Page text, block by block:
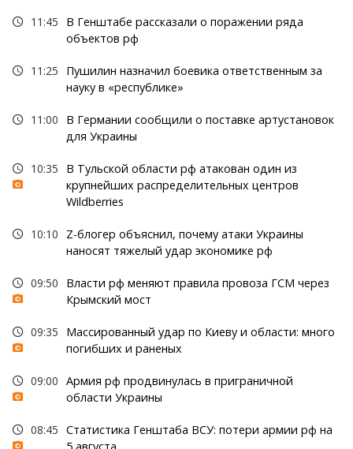
11:45
В Генштабе рассказали о поражении ряда
объектов рф
11:25
Пушилин назначил боевика ответственным за
науку в «республике»
11:00
В Германии сообщили о поставке артустановок
для Украины
10:35
В Тульской области рф атакован один из
крупнейших распределительных центров
Wildberries
10:10
Z-блогер объяснил, почему атаки Украины
наносят тяжелый удар экономике рф
09:50
Власти рф меняют правила провоза ГСМ через
Крымский мост
09:35
Массированный удар по Киеву и области: много
погибших и раненых
09:00 Армия рф продвинулась в приграничной
области Украины
08:45 Статистика Генштаба ВСУ: потери армии рф на